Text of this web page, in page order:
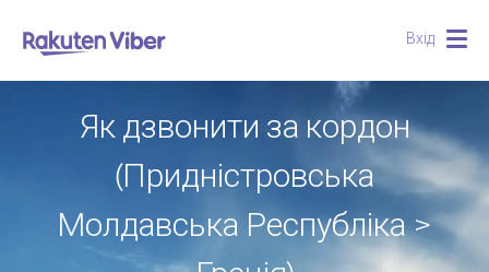
Вхід
Як дзвонити за кордон
(Придністровська
Молдавська Республіка >